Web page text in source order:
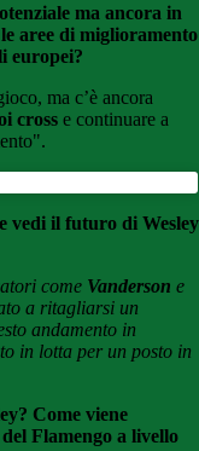
ma ancora in
aree di miglioramento
europei?
ma c’è ancora
cross e continuare a
vedi il futuro di Wesley
come Vanderson e
a ritagliarsi un
andamento in
in lotta per un posto in
Come viene
Flamengo a livello